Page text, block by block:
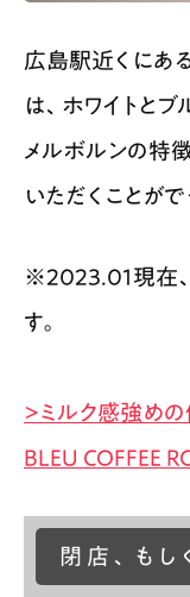
広島駅近くにある
は、ホワイトと
メルボルンの特
いただくことがで
※2023.01現在、
す。
>ミルク感強めの
BLEU COFFEE
閉店、もし